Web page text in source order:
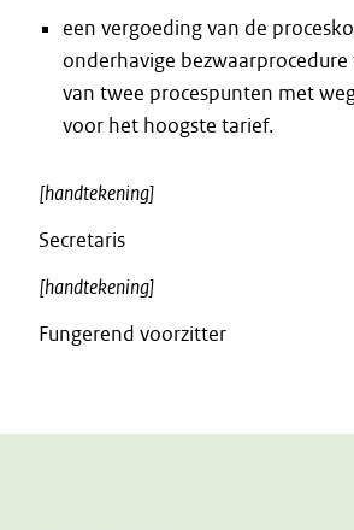
een vergoeding van de
onderhavige
van twee procespunten met
voor het hoogste tarief.
[handtekening]
Secretaris
[handtekening]
Fungerend voorzitter